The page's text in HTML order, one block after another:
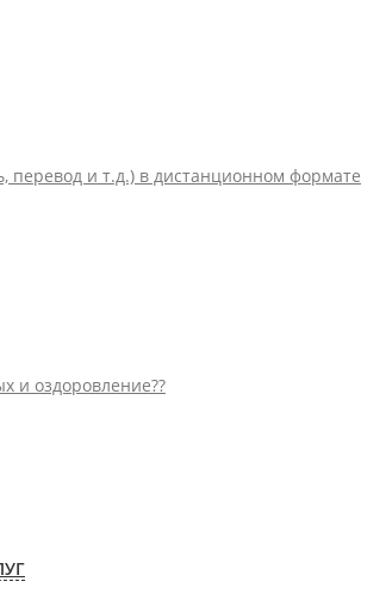
перевод и т.д.) в дистанционном формате
и оздоровление??